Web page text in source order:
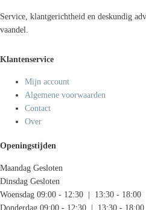
Service, klantgerichtheid en deskundig
vaandel.
Klantenservice
Mijn account
Algemene voorwaarden
Contact
Over
Openingstijden
Maandag Gesloten
Dinsdag Gesloten
Woensdag 09:00 - 12:30 | 13:30 - 18:00
Donderdag 09:00 - 12:30 | 13:30 - 18:00